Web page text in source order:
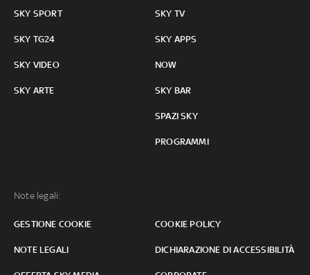
SKY SPORT
SKY TG24
SKY VIDEO
SKY ARTE
SKY TV
SKY APPS
NOW
SKY BAR
SPAZI SKY
PROGRAMMI
Note legali:
GESTIONE COOKIE COOKIE POLICY
NOTE LEGALI DICHIARAZIONE DI ACCESSIBILITÀ